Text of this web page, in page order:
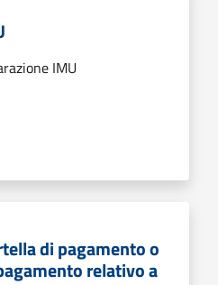
IMU
di pagamento o
relativo a